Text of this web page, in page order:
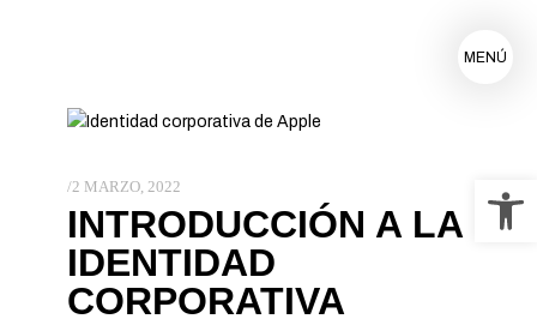
MENÚ
2 MARZO, 2022
INTRODUCCIÓN A LA
IDENTIDAD
CORPORATIVA